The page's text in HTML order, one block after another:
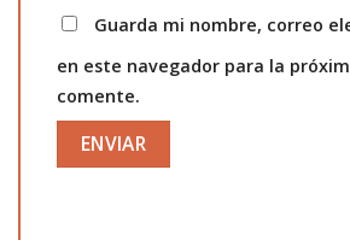
Guarda mi nombre, correo
en este navegador para la
comente.